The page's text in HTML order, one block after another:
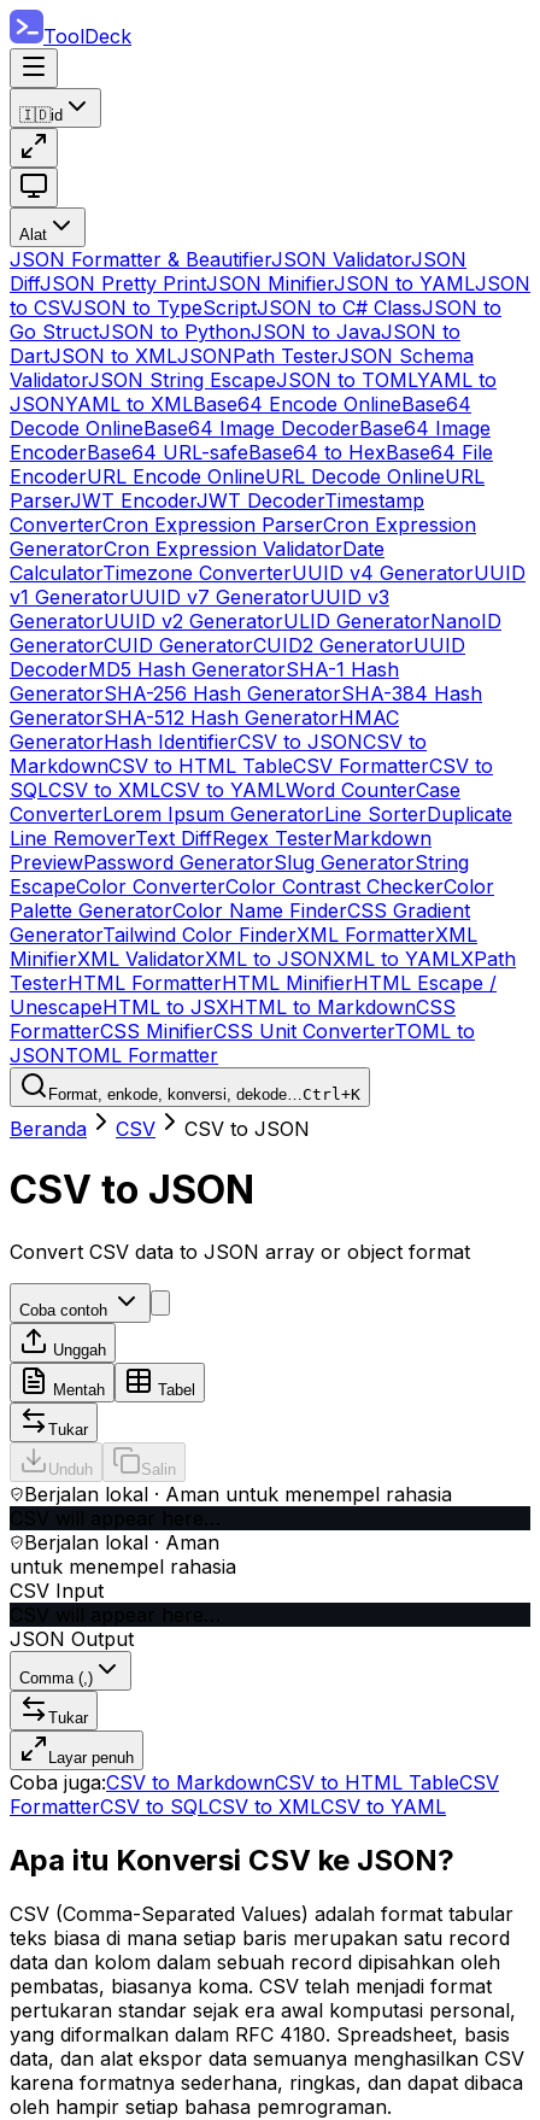
ToolDeck
🇮🇩id
Alat
JSON Formatter & BeautifierJSON ValidatorJSON
DiffJSON Pretty PrintJSON MinifierJSON to YAMLJSON
to CSVJSON to TypeScriptJSON to C# ClassJSON to
Go StructJSON to PythonJSON to JavaJSON to
DartJSON to XMLJSONPath TesterJSON Schema
ValidatorJSON String EscapeJSON to TOMLYAML to
JSONYAML to XMLBase64 Encode OnlineBase64
Decode OnlineBase64 Image DecoderBase64 Image
EncoderBase64 URL-safeBase64 to HexBase64 File
EncoderURL Encode OnlineURL Decode OnlineURL
ParserJWT EncoderJWT DecoderTimestamp
ConverterCron Expression ParserCron Expression
GeneratorCron Expression ValidatorDate
CalculatorTimezone ConverterUUID v4 GeneratorUUID
v1 GeneratorUUID v7 GeneratorUUID v3
GeneratorUUID v2 GeneratorULID GeneratorNanoID
GeneratorCUID GeneratorCUID2 GeneratorUUID
DecoderMD5 Hash GeneratorSHA-1 Hash
GeneratorSHA-256 Hash GeneratorSHA-384 Hash
GeneratorSHA-512 Hash GeneratorHMAC
GeneratorHash IdentifierCSV to JSONCSV to
MarkdownCSV to HTML TableCSV FormatterCSV to
SQLCSV to XMLCSV to YAMLWord CounterCase
ConverterLorem Ipsum GeneratorLine SorterDuplicate
Line RemoverText DiffRegex TesterMarkdown
PreviewPassword GeneratorSlug GeneratorString
EscapeColor ConverterColor Contrast CheckerColor
Palette GeneratorColor Name FinderCSS Gradient
GeneratorTailwind Color FinderXML FormatterXML
MinifierXML ValidatorXML to JSONXML to YAMLXPath
TesterHTML FormatterHTML MinifierHTML Escape /
UnescapeHTML to JSXHTML to MarkdownCSS
FormatterCSS MinifierCSS Unit ConverterTOML to
JSONTOML Formatter
Format, enkode, konversi, dekode…Ctrl+K
Beranda CSV CSV to JSON
CSV to JSON
Convert CSV data to JSON array or object format
Coba contoh
Unggah
Mentah Tabel
Tukar
Unduh Salin
Berjalan lokal · Aman untuk menempel rahasia
Berjalan lokal · Aman
untuk menempel rahasia
CSV Input
JSON Output
Comma (,)
Tukar
Layar penuh
Coba juga:CSV to MarkdownCSV to HTML TableCSV
FormatterCSV to SQLCSV to XMLCSV to YAML
Apa itu Konversi CSV ke JSON?
CSV (Comma-Separated Values) adalah format tabular
teks biasa di mana setiap baris merupakan satu record
data dan kolom dalam sebuah record dipisahkan oleh
pembatas, biasanya koma. CSV telah menjadi format
pertukaran standar sejak era awal komputasi personal,
yang diformalkan dalam RFC 4180. Spreadsheet, basis
data, dan alat ekspor data semuanya menghasilkan CSV
karena formatnya sederhana, ringkas, dan dapat dibaca
oleh hampir setiap bahasa pemrograman.